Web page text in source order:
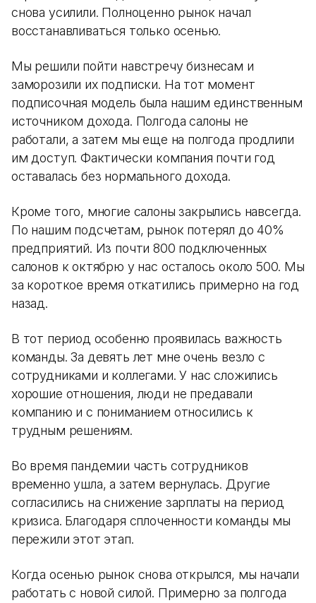
снова усилили. Полноценно рынок начал
восстанавливаться только осенью.
Мы решили пойти навстречу бизнесам и
заморозили их подписки. На тот момент
подписочная модель была нашим единственным
источником дохода. Полгода салоны не
работали, а затем мы еще на полгода продлили
им доступ. Фактически компания почти год
оставалась без нормального дохода.
Кроме того, многие салоны закрылись навсегда.
По нашим подсчетам, рынок потерял до 40%
предприятий. Из почти 800 подключенных
салонов к октябрю у нас осталось около 500. Мы
за короткое время откатились примерно на год
назад.
В тот период особенно проявилась важность
команды. За девять лет мне очень везло с
сотрудниками и коллегами. У нас сложились
хорошие отношения, люди не предавали
компанию и с пониманием относились к
трудным решениям.
Во время пандемии часть сотрудников
временно ушла, а затем вернулась. Другие
согласились на снижение зарплаты на период
кризиса. Благодаря сплоченности команды мы
пережили этот этап.
Когда осенью рынок снова открылся, мы начали
работать с новой силой. Примерно за полгода